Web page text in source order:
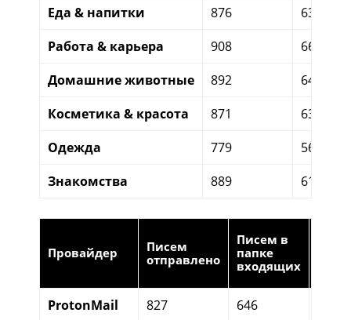
Еда & напитки
876
639
Работа & карьера
908
661
Домашние животные
892
649
Косметика & красота
871
633
Одежда
779
565
Знакомства
889 612
Провайдер
Писем
отправлено
Писем в
папке
входящих
ProtonMail 827 646